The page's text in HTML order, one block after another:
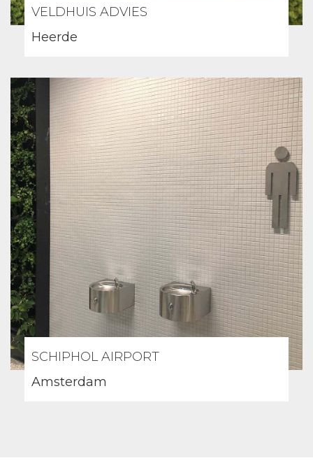
VELDHUIS ADVIES
Heerde
SCHIPHOL AIRPORT
Amsterdam